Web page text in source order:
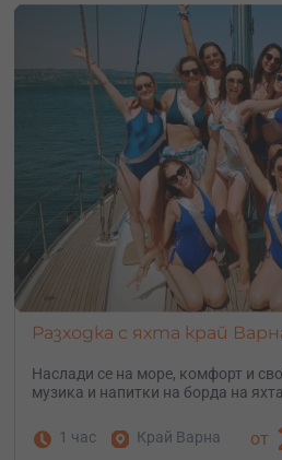
Разходка с яхта край
Наслади се на море, комфорт и
музика и напитки на борда на яхта
1 час Край Варна от